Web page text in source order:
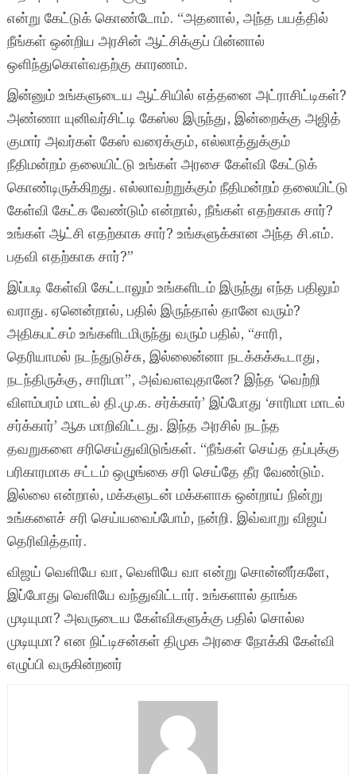
என்று கேட்டுக் கொண்டோம். “அதனால், அந்த பயத்தில்
நீங்கள் ஒன்றிய அரசின் ஆட்சிக்குப் பின்னால்
ஒளிந்துகொள்வதற்கு காரணம்.
இன்னும் உங்களுடைய ஆட்சியில் எத்தனை அட்ராசிட்டிகள்?
அண்ணா யுனிவர்சிட்டி கேஸ்ல இருந்து, இன்றைக்கு அஜித்
குமார் அவர்கள் கேஸ் வரைக்கும், எல்லாத்துக்கும்
நீதிமன்றம் தலையிட்டு உங்கள் அரசை கேள்வி கேட்டுக்
கொண்டிருக்கிறது. எல்லாவற்றுக்கும் நீதிமன்றம் தலையிட்டு
கேள்வி கேட்க வேண்டும் என்றால், நீங்கள் எதற்காக சார்?
உங்கள் ஆட்சி எதற்காக சார்? உங்களுக்கான அந்த சி.எம்.
பதவி எதற்காக சார்?”
இப்படி கேள்வி கேட்டாலும் உங்களிடம் இருந்து எந்த பதிலும்
வராது. ஏனென்றால், பதில் இருந்தால் தானே வரும்?
அதிகபட்சம் உங்களிடமிருந்து வரும் பதில், “சாரி,
தெரியாமல் நடந்துடுச்சு, இல்லைன்னா நடக்கக்கூடாது,
நடந்திருக்கு, சாரிமா”, அவ்வளவுதானே? இந்த ‘வெற்றி
விளம்பரம் மாடல் தி.மு.க. சர்க்கார்’ இப்போது ‘சாரிமா மாடல்
சர்க்கார்’ ஆக மாறிவிட்டது. இந்த அரசில் நடந்த
தவறுகளை சரிசெய்துவிடுங்கள். “நீங்கள் செய்த தப்புக்கு
பரிகாரமாக சட்டம் ஒழுங்கை சரி செய்தே தீர வேண்டும்.
இல்லை என்றால், மக்களுடன் மக்களாக ஒன்றாய் நின்று
உங்களைச் சரி செய்யவைப்போம், நன்றி. இவ்வாறு விஜய்
தெரிவித்தார்.
விஜய் வெளியே வா, வெளியே வா என்று சொன்னீர்களே,
இப்போது வெளியே வந்துவிட்டார். உங்களால் தாங்க
முடியுமா? அவருடைய கேள்விகளுக்கு பதில் சொல்ல
முடியுமா? என நிட்டிசன்கள் திமுக அரசை நோக்கி கேள்வி
எழுப்பி வருகின்றனர்